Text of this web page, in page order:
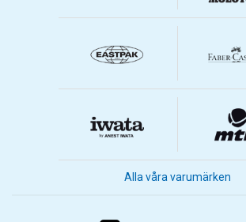
Alla våra varumärken